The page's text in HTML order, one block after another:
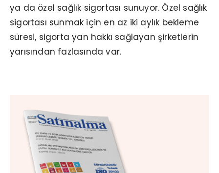
ya da özel sağlık sigortası sunuyor. Özel sağlık
sigortası sunmak için en az iki aylık bekleme
süresi, sigorta yan hakkı sağlayan şirketlerin
yarısından fazlasında var.